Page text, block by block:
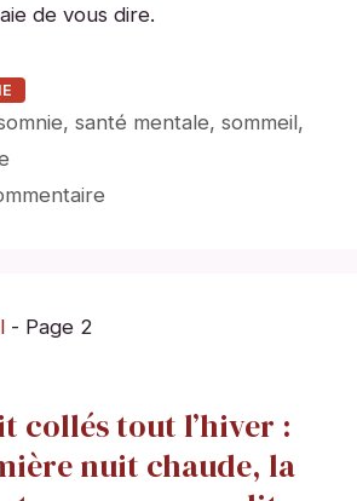
de vous dire.
,santé mentale,sommeil,
- Page 2
collés tout l’hiver :
nuit chaude, la